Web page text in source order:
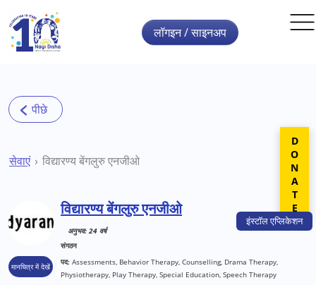
Skip to main content
इंस्टॉलएप्लिकेशन
लॉगइन / साइनअप
सेवाएं विद्यारण्य बेंगलुरु एनजीओ
मानचित्र में देखें
विद्यारण्य बेंगलुरु एनजीओ
अनुभव: 24 वर्ष
संगठन
पद: Assessments, Behavior Therapy, Counselling, Drama Therapy,
Physiotherapy, Play Therapy, Special Education, Speech Therapy
DONATE